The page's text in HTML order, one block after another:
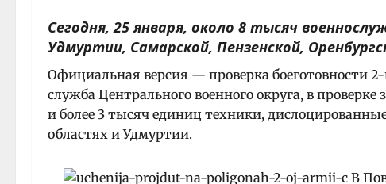
Сегодня, 25 января, около 8 тысяч
Удмуртии, Самарской, Пензенской,
Официальная версия — проверка боеготовности
служба Центрального военного округа, в
и более 3 тысяч единиц техники,
областях и Удмуртии.